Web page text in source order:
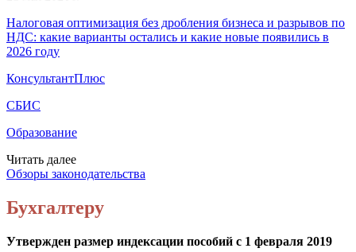
Налоговая оптимизация без дробления бизнеса и разрывов по
НДС: какие варианты остались и какие новые появились в
2026 году
КонсультантПлюс
СБИС
Образование
Читать далее
Обзоры законодательства
Бухгалтеру
Утвержден размер индексации пособий с 1 февраля 2019